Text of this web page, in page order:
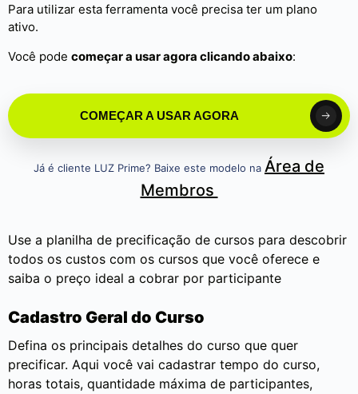
Para utilizar esta ferramenta você precisa ter um plano
ativo.
Você pode começar a usar agora clicando abaixo:
COMEÇAR A USAR AGORA
Já é cliente LUZ Prime? Baixe este modelo na Área de
Membros
Use a planilha de precificação de cursos para descobrir
todos os custos com os cursos que você oferece e
saiba o preço ideal a cobrar por participante
Cadastro Geral do Curso
Defina os principais detalhes do curso que quer
precificar. Aqui você vai cadastrar tempo do curso,
horas totais, quantidade máxima de participantes,